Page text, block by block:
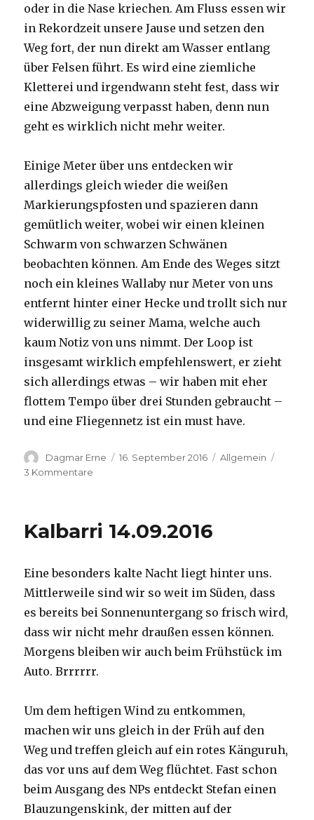
oder in die Nase kriechen. Am Fluss essen wir
in Rekordzeit unsere Jause und setzen den
Weg fort, der nun direkt am Wasser entlang
über Felsen führt. Es wird eine ziemliche
Kletterei und irgendwann steht fest, dass wir
eine Abzweigung verpasst haben, denn nun
geht es wirklich nicht mehr weiter.
Einige Meter über uns entdecken wir
allerdings gleich wieder die weißen
Markierungspfosten und spazieren dann
gemütlich weiter, wobei wir einen kleinen
Schwarm von schwarzen Schwänen
beobachten können. Am Ende des Weges sitzt
noch ein kleines Wallaby nur Meter von uns
entfernt hinter einer Hecke und trollt sich nur
widerwillig zu seiner Mama, welche auch
kaum Notiz von uns nimmt. Der Loop ist
insgesamt wirklich empfehlenswert, er zieht
sich allerdings etwas – wir haben mit eher
flottem Tempo über drei Stunden gebraucht –
und eine Fliegennetz ist ein must have.
Autor
Dagmar Erne
Veröffentlicht
16. September 2016 Kategorien
Allgemein
3 Kommentare
Kalbarri 14.09.2016
Eine besonders kalte Nacht liegt hinter uns.
Mittlerweile sind wir so weit im Süden, dass
es bereits bei Sonnenuntergang so frisch wird,
dass wir nicht mehr draußen essen können.
Morgens bleiben wir auch beim Frühstück im
Auto. Brrrrrr.
Um dem heftigen Wind zu entkommen,
machen wir uns gleich in der Früh auf den
Weg und treffen gleich auf ein rotes Känguruh,
das vor uns auf dem Weg flüchtet. Fast schon
beim Ausgang des NPs entdeckt Stefan einen
Blauzungenskink, der mitten auf der